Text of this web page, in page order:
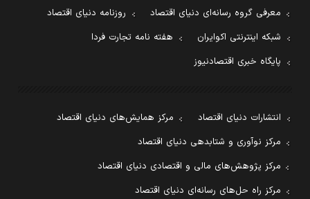
معرفی گروه رسانه‌ای دنیای اقتصاد
روزنامه دنیای اقتصاد
شبکه اینترنتی اکوایران
هفته نامه تجارت فردا
پایگاه خبری اقتصادنیوز
انتشارات دنیای اقتصاد
مرکز همایش‌های دنیای اقتصاد
مرکز نوآوری و شتابدهی دنیای اقتصاد
مرکز پژوهش‌های مالی و اقتصادی دنیای اقتصاد
مرکز راه حل‌های رسانه‌ای دنیای اقتصاد